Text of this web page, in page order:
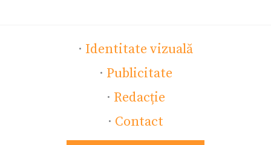
· Identitate vizuală
· Publicitate
· Redacție
· Contact